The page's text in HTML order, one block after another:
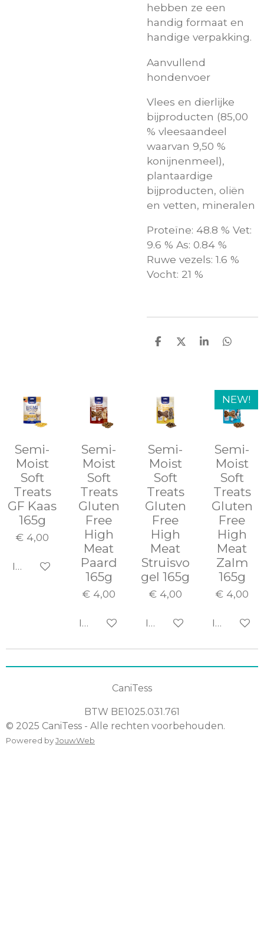
hebben ze een
handig formaat en
handige verpakking.
Aanvullend
hondenvoer
Vlees en dierlijke
bijproducten (85,00
% vleesaandeel
waarvan 9,50 %
konijnenmeel),
plantaardige
bijproducten, oliën
en vetten, mineralen
Proteïne: 48.8 % Vet:
9.6 % As: 0.84 %
Ruwe vezels: 1.6 %
Vocht: 21 %
D
D
S
D
n
Semi-
Moist
Soft
Treats
GF Kaas
165g
€ 4,00
In winkelwagen
Semi-
Moist
Soft
Treats
Gluten
Free
High
Meat
Paard
165g
€ 4,00
In winkelwagen
Semi-
Moist
Soft
Treats
Gluten
Free
High
Meat
Struisvo
gel 165g
€ 4,00
In winkelwagen
NEW!
Semi-
Moist
Soft
Treats
Gluten
Free
High
Meat
Zalm
165g
€ 4,00
In
CaniTess
BTW BE1025.031.761
© 2025 CaniTess - Alle rechten voorbehouden.
Powered byJouwWeb